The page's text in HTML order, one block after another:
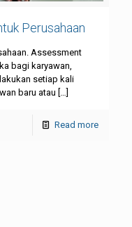
Perusahaan
Assessment
bagi karyawan,
setiap kali
baru atau […]
Read more